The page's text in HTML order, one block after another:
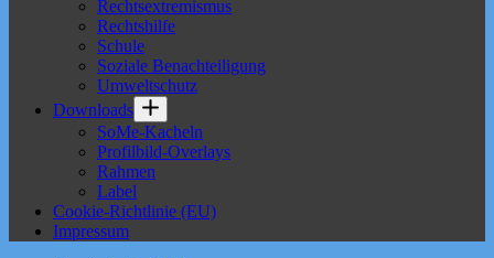
Rechtsextremismus
Rechtshilfe
Schule
Soziale Benachteiligung
Umweltschutz
Downloads
SoMe-Kacheln
Profilbild-Overlays
Rahmen
Label
Cookie-Richtlinie (EU)
Impressum